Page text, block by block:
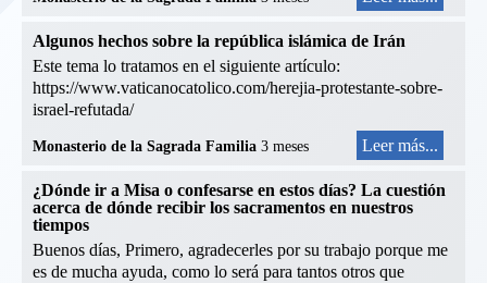
Algunos hechos sobre la república islámica de Irán
Este tema lo tratamos en el siguiente artículo:
https://www.vaticanocatolico.com/herejia-protestante-sobre-
israel-refutada/
Monasterio de la Sagrada Familia 3 meses Leer más...
¿Dónde ir a Misa o confesarse en estos días? La cuestión
acerca de dónde recibir los sacramentos en nuestros
tiempos
Buenos días, Primero, agradecerles por su trabajo porque me
es de mucha ayuda, como lo será para tantos otros que